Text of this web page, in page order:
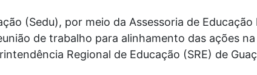
(Sedu), por meio da Assessoria de
de trabalho para alinhamento das ações
Regional de Educação (SRE) de